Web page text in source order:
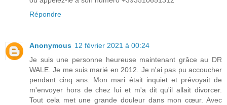
Répondre
Anonymous 12 février 2021 à 00:24
Je suis une personne heureuse maintenant grâce au DR
WALE. Je me suis marié en 2012. Je n'ai pas pu accoucher
pendant cinq ans. Mon mari était inquiet et prévoyait de
m'envoyer hors de chez lui et m'a dit qu'il allait divorcer.
Tout cela met une grande douleur dans mon cœur. Avec